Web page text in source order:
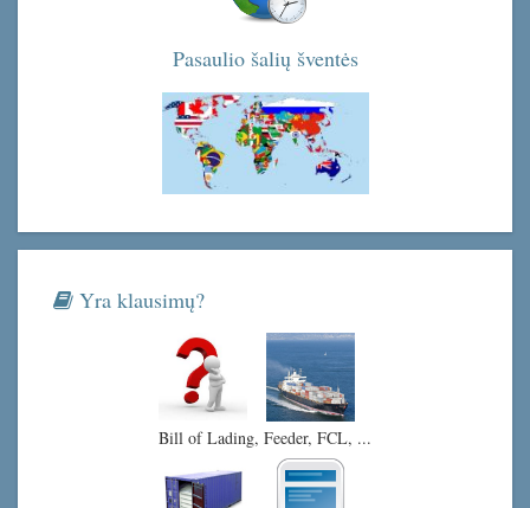
Pasaulio šalių šventės
Yra klausimų?
Bill of Lading, Feeder, FCL, ...